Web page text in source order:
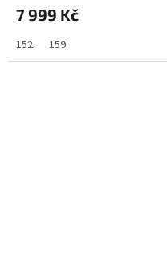
7 999 Kč
152 159